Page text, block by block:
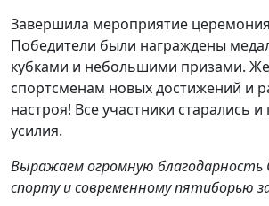
Завершила мероприятие
Победители были награждены
кубками и небольшими призами.
спортсменам новых достижений и
настроя! Все участники старались и
усилия.
Выражаем огромную
спорту и современному пятиборью